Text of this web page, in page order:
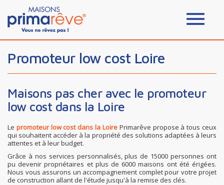
Promoteur low cost Loire
Maisons pas cher avec le promoteur
low cost dans la Loire
Le promoteur low cost dans la LoirePrimarêve propose à tous ceux
qui souhaitent accéder à la propriété des solutions adaptées à leurs
attentes et à leur budget.
Grâce à nos services personnalisés, plus de 15000 personnes ont
pu devenir propriétaires et plus de 6000 maisons ont été érigées.
Nous vous assurons un accompagnement complet pour votre projet
de construction allant de l'étude jusqu'à la remise des clés.